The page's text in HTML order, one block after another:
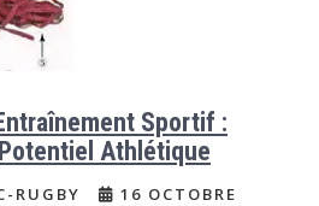
Sportif :
Athlétique
RUGBY
16 OCTOBRE